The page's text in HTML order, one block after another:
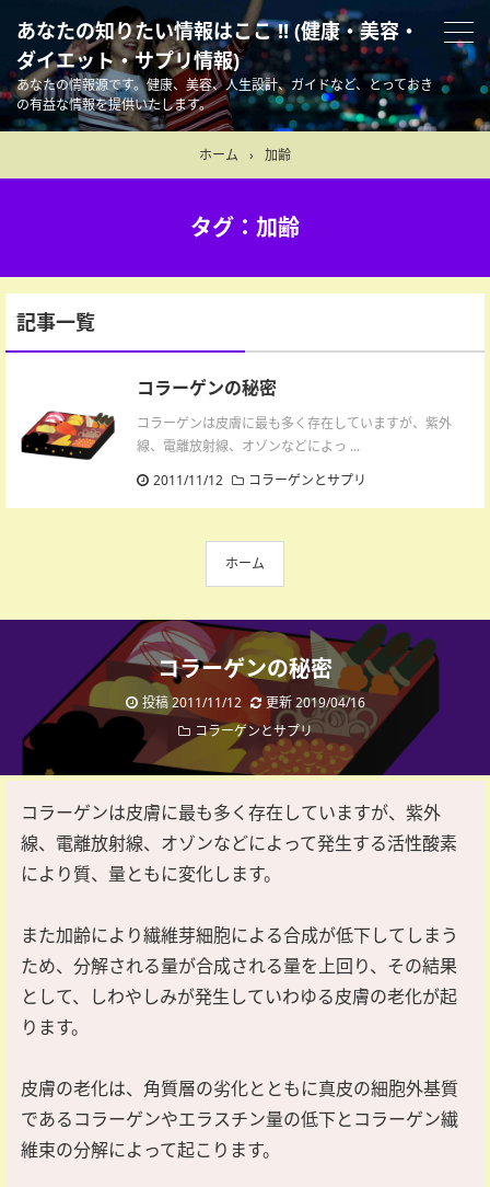
あなたの知りたい情報はここ !! (健康・美容・
ダイエット・サプリ情報)
あなたの情報源です。健康、美容、人生設計、ガイドなど、とっておき
の有益な情報を提供いたします。
ホーム › 加齢
タグ：加齢
記事一覧
コラーゲンの秘密
コラーゲンは皮膚に最も多く存在していますが、紫外
線、電離放射線、オゾンなどによっ ...
2011/11/12
コラーゲンとサプリ
ホーム
コラーゲンの秘密
投稿 2011/11/12
更新 2019/04/16
コラーゲンとサプリ
コラーゲンは皮膚に最も多く存在していますが、紫外
線、電離放射線、オゾンなどによって発生する活性酸素
により質、量ともに変化します。
また加齢により繊維芽細胞による合成が低下してしまう
ため、分解される量が合成される量を上回り、その結果
として、しわやしみが発生していわゆる皮膚の老化が起
ります。
皮膚の老化は、角質層の劣化とともに真皮の細胞外基質
であるコラーゲンやエラスチン量の低下とコラーゲン繊
維束の分解によって起こります。